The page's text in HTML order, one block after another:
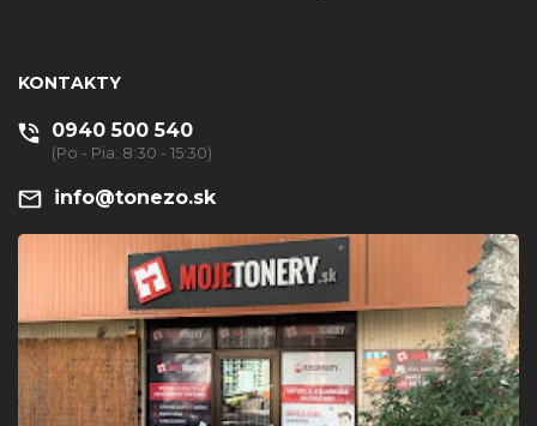
KONTAKTY
0940 500 540
(Po - Pia: 8:30 - 15:30)
info@tonezo.sk